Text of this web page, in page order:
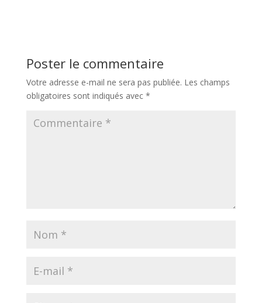
Poster le commentaire
Votre adresse e-mail ne sera pas publiée. Les champs
obligatoires sont indiqués avec *